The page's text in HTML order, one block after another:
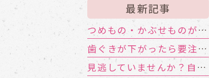
最新記事
つめもの・かぶせものが外れる！ その寿命と原因は？
歯ぐきが下がったら要注意！大人に多い根元むし歯
見逃していませんか？自分や家族のお口の機能低下のサイン